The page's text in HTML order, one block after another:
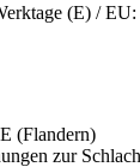
(E) /
(Flandern)
zur